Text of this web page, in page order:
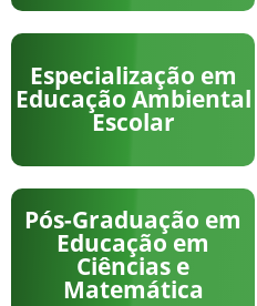
Especialização em
Educação Ambiental
Escolar
Pós-Graduação em
Educação em
Ciências e
Matemática